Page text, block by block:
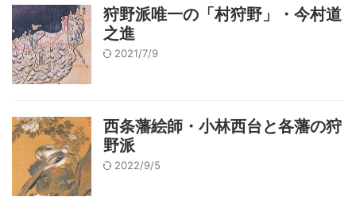
狩野派唯一の「村狩野」・今村道
之進
2021/7/9
西条藩絵師・小林西台と各藩の狩
野派
2022/9/5